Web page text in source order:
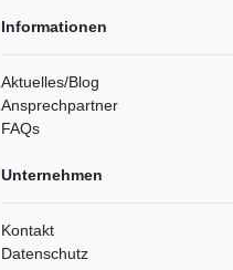
Informationen
Aktuelles/Blog
Ansprechpartner
FAQs
Unternehmen
Kontakt
Datenschutz